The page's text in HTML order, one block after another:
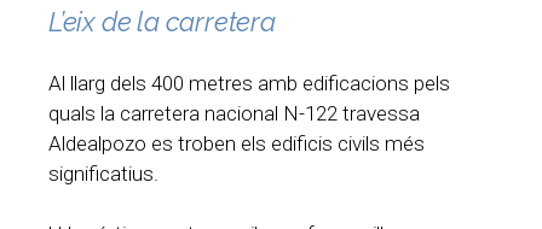
L’eix de la carretera
Al llarg dels 400 metres amb edificacions pels
quals la carretera nacional N-122 travessa
Aldealpozo es troben els edificis civils més
significatius.